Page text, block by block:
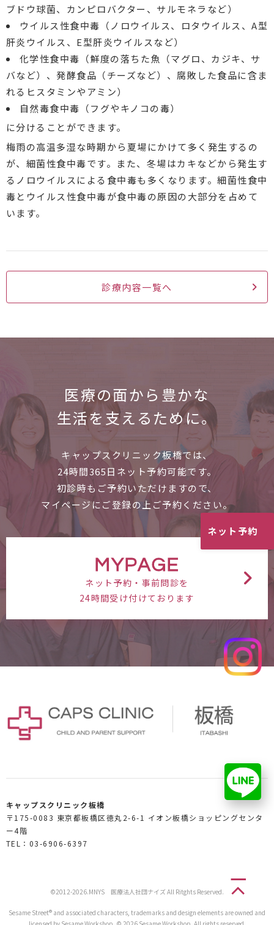
ネット予約
ブドウ球菌、カンピロバクター、サルモネラなど）
ウイルス性食中毒（ノロウイルス、ロタウイルス、A型
肝炎ウイルス、E型肝炎ウイルスなど）
化学性食中毒（鮮度の落ちた魚（マグロ、カジキ、サ
バなど）、発酵食品（チーズなど）、腐敗した食品に含ま
れるヒスタミンやアミン）
自然毒食中毒（フグやキノコの毒）
に分けることができます。
梅雨の高温多湿な時期から夏場にかけて多く発生するの
が、細菌性食中毒です。また、冬場はカキなどから発生す
るノロウイルスによる食中毒も多くなります。細菌性食中
毒とウイルス性食中毒が食中毒の原因の大部分を占めて
います。
診療内容一覧へ
医療の面から 豊かな
生活を支えるために。
キャップスクリニック板橋では、
24時間365日ネット予約可能です。
初診時もご予約いただけますので、
マイページにご登録の上ご予約ください。
MYPAGE
ネット予約・事前問診を
24時間受け付けております
キャップスクリニック板橋
〒175-0083 東京都板橋区徳丸2-6-1 イオン板橋ショッピングセンタ
ー4階
TEL：03-6906-6397
©2012-2026.MNYS 医療法人社団ナイズ All Ritghts Reserved.
Sesame Street® and associated characters, trademarks and design elements are owned and